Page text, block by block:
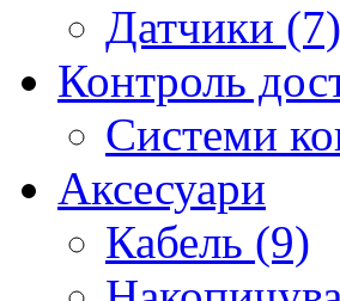
Датчики (7)
Контроль
Системи
Аксесуари
Кабель (9)